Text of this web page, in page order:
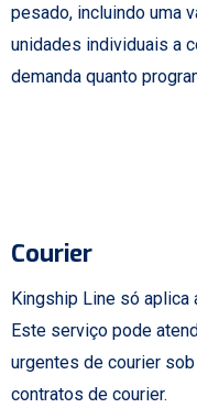
pesado, incluindo uma
unidades individuais a
demanda quanto
Courier
Kingship Line só aplica
Este serviço pode
urgentes de courier
contratos de courier.